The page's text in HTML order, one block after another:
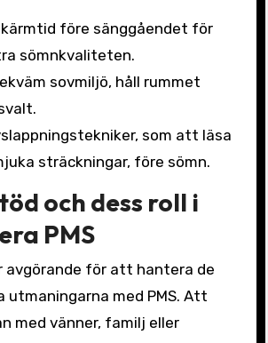
före sänggåendet för
sömnkvaliteten.
sovmiljö, håll rummet
som att läsa
sträckningar, före sömn.
och dess roll i
PMS
avgörande för att hantera de
utmaningarna med PMS. Att
med vänner, familj eller